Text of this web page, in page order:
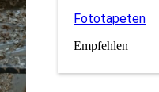
Fototapeten
Empfehlen